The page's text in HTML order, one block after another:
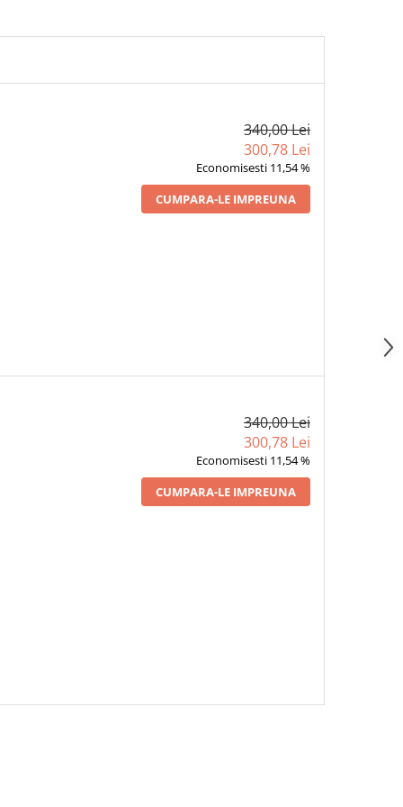
340,00 Lei
300,78 Lei
Economisesti 11,54 %
CUMPARA-LE IMPREUNA
340,00 Lei
300,78 Lei
Economisesti 11,54 %
CUMPARA-LE IMPREUNA